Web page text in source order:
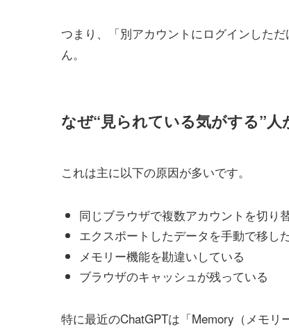
つまり、「別アカウントにログインした
ん。
なぜ“見られている気がする”
これは主に以下の原因が多いです。
同じブラウザで複数アカウントを切り
エクスポートしたデータを手動で移し
メモリー機能を勘違いしている
ブラウザのキャッシュが残っている
特に最近のChatGPTは「Memory（メモ